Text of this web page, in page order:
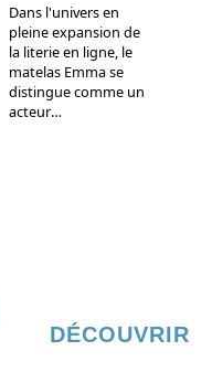
Dans l'univers en
pleine expansion de
la literie en ligne, le
matelas Emma se
distingue comme un
acteur…
DÉCOUVRIR